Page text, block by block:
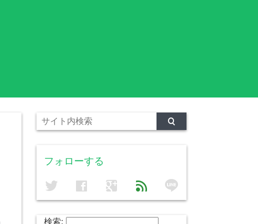
フォローする
twitter facebook google feed line
検索: